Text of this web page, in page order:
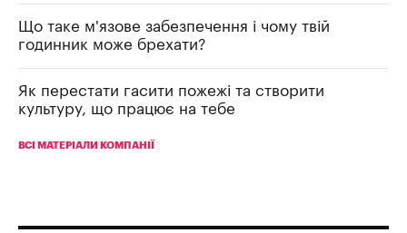
Що таке м'язове забезпечення і чому твій
годинник може брехати?
Як перестати гасити пожежі та створити
культуру, що працює на тебе
ВСІ МАТЕРІАЛИ КОМПАНІЇ